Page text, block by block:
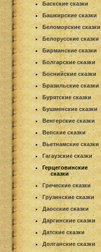
Баскские сказки
Башкирские сказки
Беломорские сказки
Белорусские сказки
Бирманские сказки
Болгарские сказки
Боснийские сказки
Бразильские сказки
Бурятские сказки
Бушменские сказки
Венгерские сказки
Вепские сказки
Вьетнамские сказки
Гагаузские сказки
Герцеговинские
сказки
Греческие сказки
Грузинские сказки
Даосские сказки
Даргинские сказки
Датские сказки
Долганские сказки